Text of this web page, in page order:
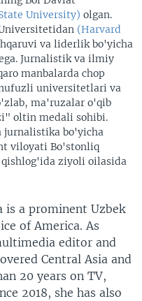
University) olgan.
(Harvard
va liderlik bo'yicha
Jurnalistik va ilmiy
manbalarda chop
universitetlari va
ma'ruzalar o'qib
oltin medali sohibi.
jurnalistika bo'yicha
viloyati Bo'stonliq
ziyoli oilasida
is a prominent Uzbek
of America. As
editor and
Central Asia and
20 years on TV,
2018, she has also